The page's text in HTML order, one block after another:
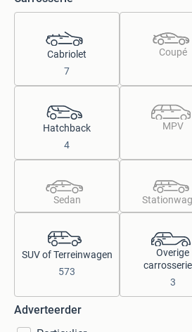
Cabriolet
7
Coupé
Hatchback
4
MPV
Sedan
SUV of Terreinwagen
573
Overige
3
Adverteerder